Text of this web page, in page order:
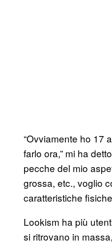
“Ovviamente ho 17
farlo ora,” mi ha
pecche del mio
grossa, etc., voglio
caratteristiche
Lookism ha più
si ritrovano in